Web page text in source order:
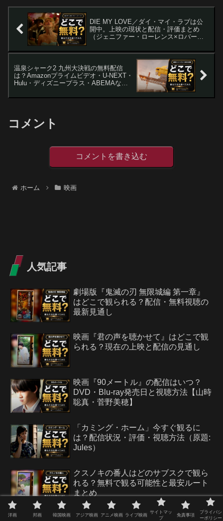
DIE MY LOVE／ダイ・マイ・ラブは公
開中。上映の現状と配信・評価まとめ
（ジェニファー・ローレンス×ロバー
温泉シャーク2 九州大決戦の無料配信
は？Amazonプライムビデオ・U-NEXT・
Hulu・ディズニープラス・ABEMAなど
野洋・柴田瑠歌・青柳尊哉】
コメント
コメントを書き込む
ホーム 映画
人気記事
劇場版『鬼滅の刃 無限城編 第一章』
はどこで観られる？配信・無料視聴の
最新見通し
映画『君の声を聴かせて』はどこで観
られる？現在の上映と配信の見通し
映画『90メートル』の配信はいつ？
DVD・Blu-ray発売日と視聴方法【山時
聡真・菅野美穂】
「カミング・ホーム」今すぐ観るに
は？配信状況・評価・視聴方法（原題:
Jules）
クスノキの番人はどのサブスクで観ら
れる？無料で観る可能性と最安ルート
まとめ
洋画 邦画 韓国映画 アジア映画 アニメ映画 ライブ映画
サイトマッ
プ
免責事項
プライバシ
ーポリシー